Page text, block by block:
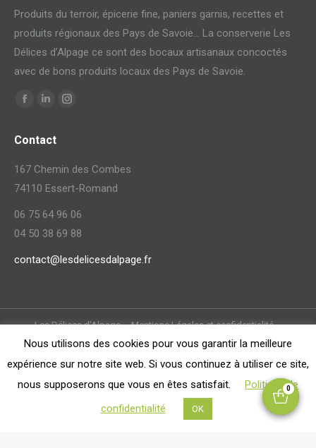
Produits du terroir, épicerie fine, paniers garnis, recettes et
produits régionaux des Pays de Savoie… La conserverie Les
Délices d’Alpage ce sont des bocaux artisanaux concoctés
avec de bons produits locaux des Pays de Savoie.
Trouvez nous sur :
La
Facebook
nouvelle
fenêtre
LinkedIn
nouvelle
fenêtre
La
nouvelle
fenêtre
Contact
167 Chemin des Combes
74110 Essert-Romand
06 75 64 96 06
04 50 38 69 88
contact@lesdelicesdalpage.fr
Les Délices d'Alpage –Mentions Légales et confidentialité–
Conditions générales de vente
Réalisé avec amour parWaouh
Nous utilisons des cookies pour vous garantir la meilleure
expérience sur notre site web. Si vous continuez à utiliser ce site,
nous supposerons que vous en êtes satisfait.
Politique de
confidentialité
OK
0
0